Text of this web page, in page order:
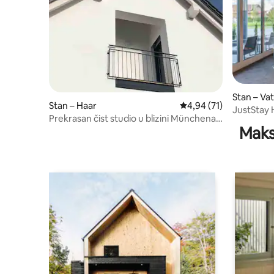
Stan – Haar Prosječna ocjena:
4,94 (71)
Prekrasan čist studio u blizini Münchena
Stan –
JustStay